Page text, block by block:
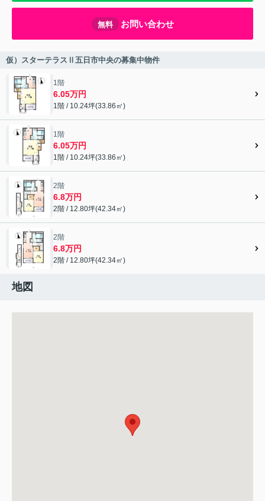
無料 お問い合わせ
仮）スターテラスⅡ五日市中央の募集中物件
1階
6.05万円
1階 / 10.24坪(33.86㎡)
1階
6.05万円
1階 / 10.24坪(33.86㎡)
2階
6.8万円
2階 / 12.80坪(42.34㎡)
2階
6.8万円
2階 / 12.80坪(42.34㎡)
地図